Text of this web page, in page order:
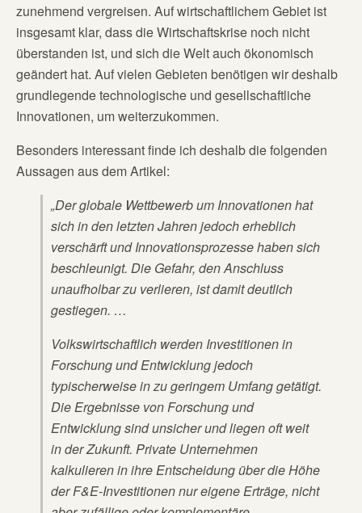
zunehmend vergreisen. Auf wirtschaftlichem Gebiet ist
insgesamt klar, dass die Wirtschaftskrise noch nicht
überstanden ist, und sich die Welt auch ökonomisch
geändert hat. Auf vielen Gebieten benötigen wir deshalb
grundlegende technologische und gesellschaftliche
Innovationen, um weiterzukommen.
Besonders interessant finde ich deshalb die folgenden
Aussagen aus dem Artikel:
„Der globale Wettbewerb um Innovationen hat
sich in den letzten Jahren jedoch erheblich
verschärft und Innovationsprozesse haben sich
beschleunigt. Die Gefahr, den Anschluss
unaufholbar zu verlieren, ist damit deutlich
gestiegen. …
Volkswirtschaftlich werden Investitionen in
Forschung und Entwicklung jedoch
typischerweise in zu geringem Umfang getätigt.
Die Ergebnisse von Forschung und
Entwicklung sind unsicher und liegen oft weit
in der Zukunft. Private Unternehmen
kalkulieren in ihre Entscheidung über die Höhe
der F&E-Investitionen nur eigene Erträge, nicht